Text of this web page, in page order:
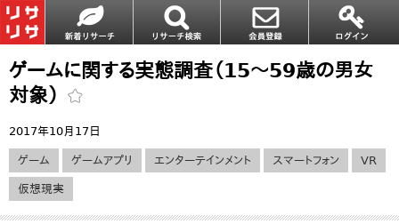
ゲームに関する実態調査（15～59歳の男女
対象）
2017年10月17日
ゲーム ゲームアプリ エンターテインメント スマートフォン VR
仮想現実